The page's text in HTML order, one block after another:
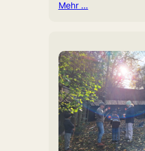
Mehr …